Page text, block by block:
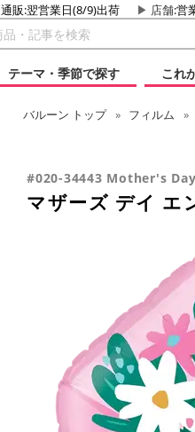
通販:翌営業日(8/9)出荷 店舗:営
テーマ・季節で探す
これ
バルーン トップ フィルム
#020-34443 Mother's
マザーズ デイ エ